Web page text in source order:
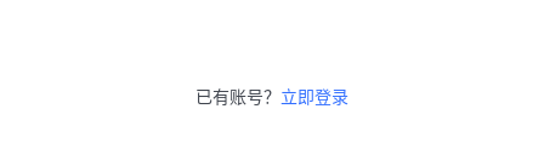
已有账号？ 立即登录